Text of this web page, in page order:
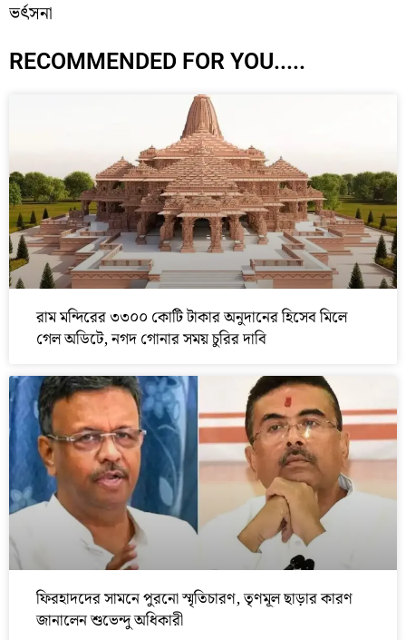
ভর্ৎসনা
RECOMMENDED FOR YOU.....
রাম মন্দিরের ৩৩০০ কোটি টাকার অনুদানের হিসেব মিলে
গেল অডিটে, নগদ গোনার সময় চুরির দাবি
ফিরহাদদের সামনে পুরনো স্মৃতিচারণ, তৃণমূল ছাড়ার কারণ
জানালেন শুভেন্দু অধিকারী